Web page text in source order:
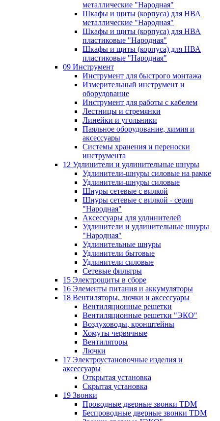
металлические "Народная"
Шкафы и щиты (корпуса) для НВА
металлические "Народная"
Шкафы и щиты (корпуса) для НВА
пластиковые "Народная"
Шкафы и щиты (корпуса) для НВА
пластиковые "Народная"
09 Инструмент
Инструмент для быстрого монтажа
Измерительный инструмент и
оборудование
Инструмент для работы с кабелем
Лестницы и стремянки
Линейки и угольники
Паяльное оборудование, химия и
аксессуары
Системы хранения и переноски
инструмента
12 Удлинители и удлинительные шнуры
Удлинители-шнуры силовые на рамке
Удлинители-шнуры силовые
Шнуры сетевые с вилкой
Шнуры сетевые с вилкой - серия
"Народная"
Аксессуары для удлинителей
Удлинители и удлинительные шнуры
"Народная"
Удлинительные шнуры
Удлинители бытовые
Удлинители силовые
Сетевые фильтры
15 Электрощиты в сборе
16 Элементы питания и аккумуляторы
18 Вентиляторы, лючки и аксессуары
Вентиляционные решетки
Вентиляционные решетки "ЭКО"
Воздуховоды, кронштейны
Хомуты червячные
Вентиляторы
Лючки
17 Электроустановочные изделия и
аксессуары
Открытая установка
Скрытая установка
19 Звонки
Проводные дверные звонки TDM
Беспроводные дверные звонки TDM